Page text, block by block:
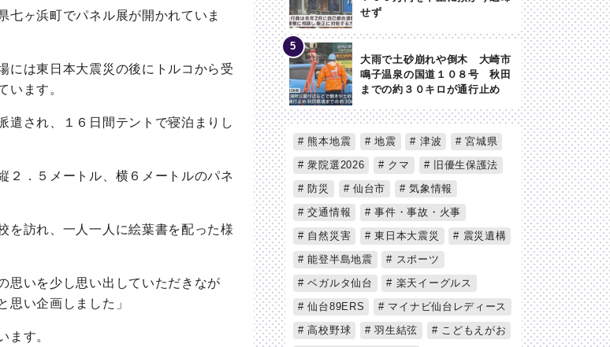
ヶ浜町でパネル展が開かれていま
は東日本大震災の後にトルコから受
います。
され、１６日間テントで寝泊まりし
．５メートル、横６メートルのパネ
訪れ、一人一人に絵葉書を配った様
いを少し思い出していただきなが
思い企画しました」
ます。
せず
大雨で土砂崩れや倒木 大崎市
鳴子温泉の国道１０８号 秋田
までの約３０キロが通行止め
熊本地震 地震 津波
宮城県
衆院選2026
クマ
旧優生保護法
防災
仙台市
気象情報
交通情報
事件・事故・火事
自然災害
東日本大震災
震災遺構
能登半島地震
スポーツ
ベガルタ仙台
楽天イーグルス
仙台89ERS
マイナビ仙台レディース
高校野球
羽生結弦
こどもえがお